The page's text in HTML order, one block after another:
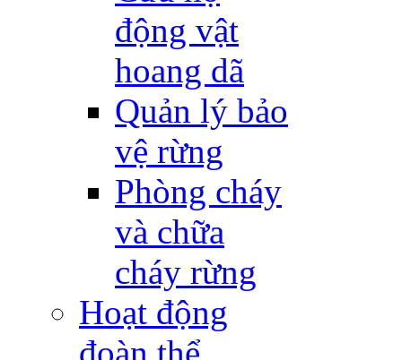
động vật
hoang dã
Quản lý bảo
vệ rừng
Phòng cháy
và chữa
cháy rừng
Hoạt động
đoàn thể